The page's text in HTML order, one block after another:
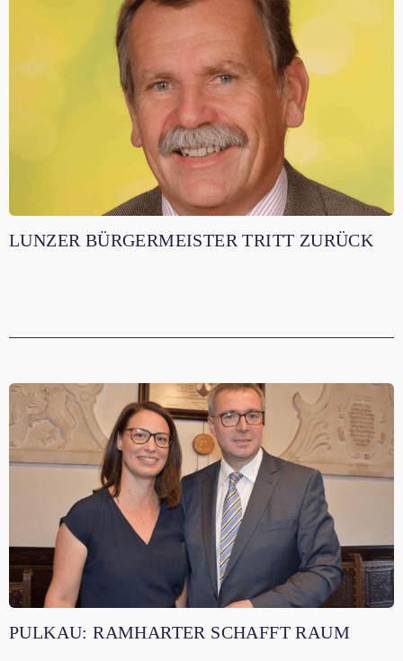
LUNZER BÜRGERMEISTER TRITT ZURÜCK
PULKAU: RAMHARTER SCHAFFT RAUM